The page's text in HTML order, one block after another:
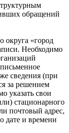
обращений
округа «город
Необходимо
сведения (при
за решением
указать свои
стационарного
почтовый адрес,
дате и времени